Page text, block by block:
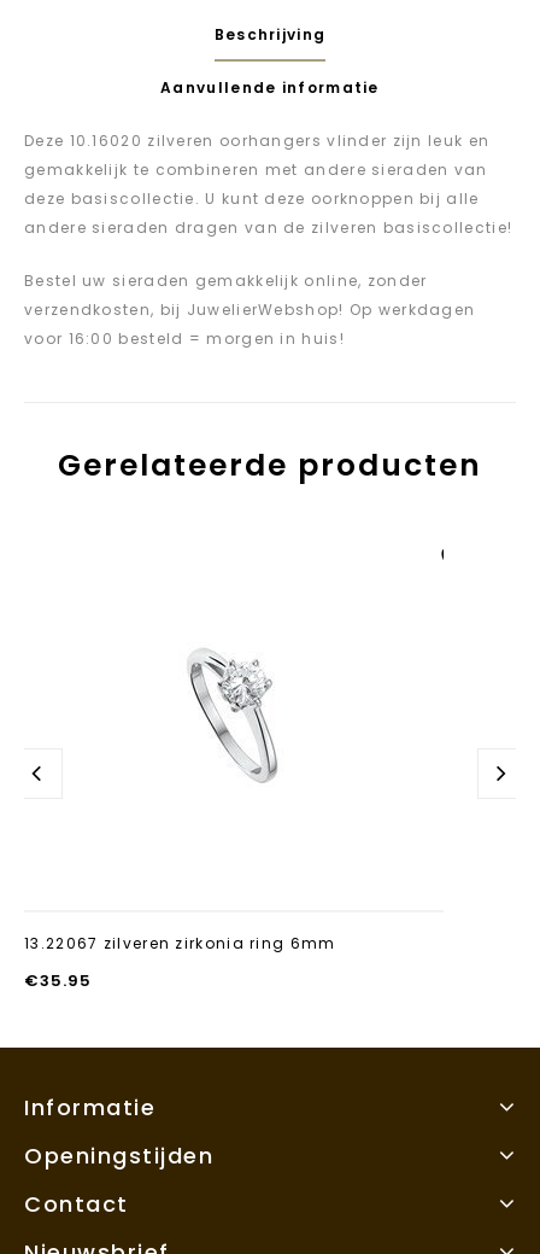
Beschrijving
Aanvullende informatie
Deze 10.16020 zilveren oorhangers vlinder zijn leuk en
gemakkelijk te combineren met andere sieraden van
deze basiscollectie. U kunt deze oorknoppen bij alle
andere sieraden dragen van de zilveren basiscollectie!
Bestel uw sieraden gemakkelijk online, zonder
verzendkosten, bij JuwelierWebshop! Op werkdagen
voor 16:00 besteld = morgen in huis!
Gerelateerde producten
13.22067 zilveren zirkonia ring 6mm
€35.95
Informatie
Openingstijden
Contact